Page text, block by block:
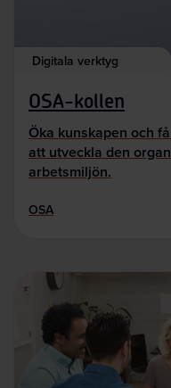
Digitala verktyg
OSA-kollen
Öka kunskapen och
att utveckla den
arbetsmiljön.
OSA